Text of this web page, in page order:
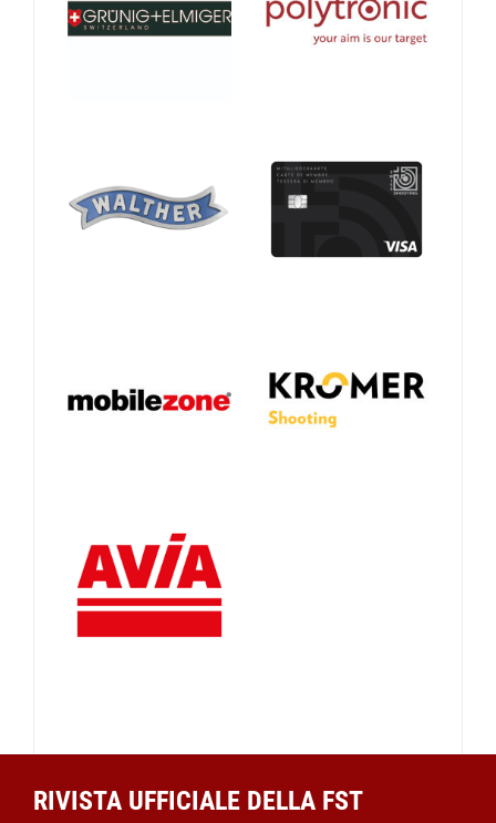
RIVISTA UFFICIALE DELLA FST